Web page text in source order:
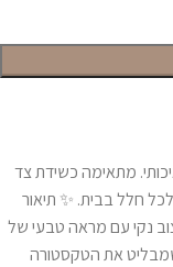
מתאימה כשידת צד
חלל בבית. ✨ תיאור
נקי עם מראה טבעי של
שמבליט את הטקסטורה